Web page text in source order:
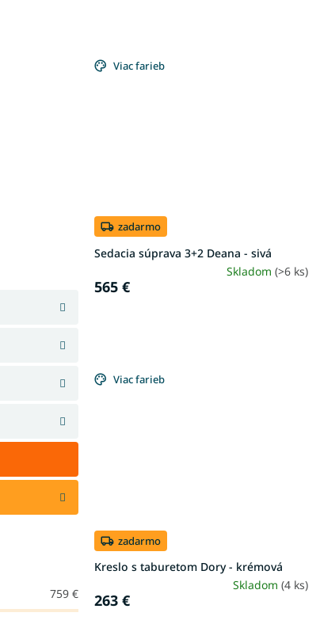
759 €
Viac farieb
zadarmo
Sedacia súprava 3+2 Deana - sivá
Skladom(>6 ks)
565 €
Viac farieb
zadarmo
Kreslo s taburetom Dory - krémová
Skladom(4 ks)
263 €